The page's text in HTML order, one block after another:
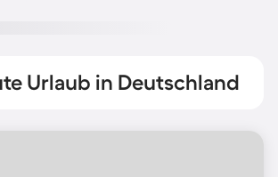
Urlaub in Deutschland